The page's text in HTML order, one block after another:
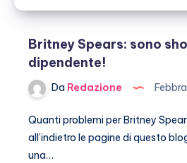
Britney Spears: sono
dipendente!
Da Redazione
Quanti problemi per Britney
all’indietro le pagine di questo
una…